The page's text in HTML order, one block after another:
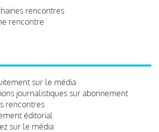
rencontres
rencontre
sur le média
journalistiques sur abonnement
rencontres
éditorial
sur le média